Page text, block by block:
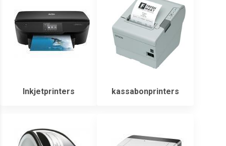
Inkjetprinters kassabonprinters